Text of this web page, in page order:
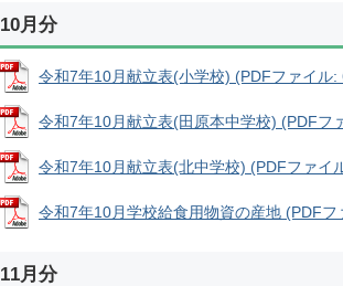
10月分
令和7年10月献立表(小学校) (PDFファイル:
令和7年10月献立表(田原本中学校) (PDFフ
令和7年10月献立表(北中学校) (PDFファイ
令和7年10月学校給食用物資の産地 (PDFフ
11月分